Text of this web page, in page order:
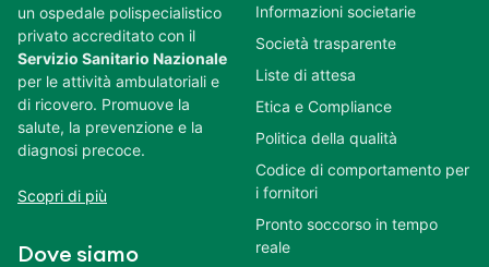
un ospedale polispecialistico
privato accreditato con il
Servizio Sanitario Nazionale
per le attività ambulatoriali e
di ricovero. Promuove la
salute, la prevenzione e la
diagnosi precoce.
Scopri di più
Dove siamo
Informazioni societarie
Società trasparente
Liste di attesa
Etica e Compliance
Politica della qualità
Codice di comportamento per
i fornitori
Pronto soccorso in tempo
reale